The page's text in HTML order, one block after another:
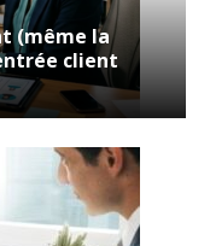
(même la
client